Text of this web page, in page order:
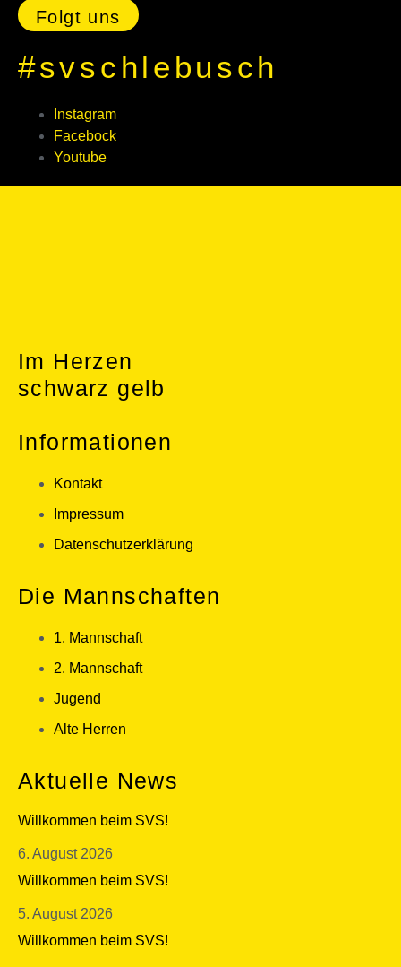
Folgt uns
#svschlebusch
Instagram
Facebock
Youtube
Im Herzen
schwarz gelb
Informationen
Kontakt
Impressum
Datenschutzerklärung
Die Mannschaften
1. Mannschaft
2. Mannschaft
Jugend
Alte Herren
Aktuelle News
Willkommen beim SVS!
6. August 2026
Willkommen beim SVS!
5. August 2026
Willkommen beim SVS!